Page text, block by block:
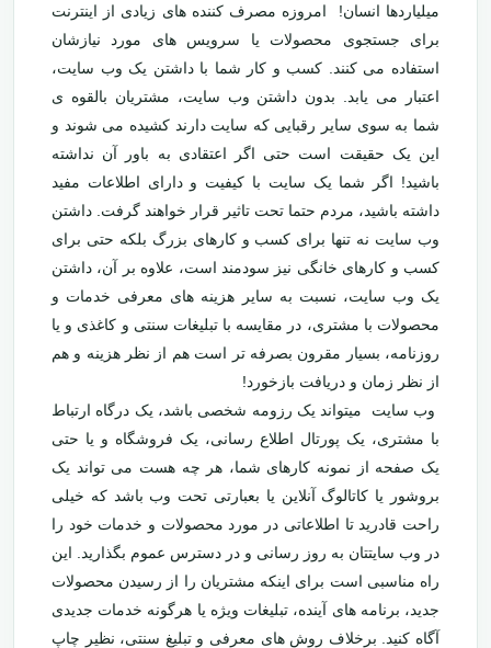
میلیاردها انسان! امروزه مصرف کننده های زیادی از اینترنت
برای جستجوی محصولات یا سرویس های مورد نیازشان
استفاده می کنند. کسب و کار شما با داشتن یک وب سایت،
اعتبار می یابد. بدون داشتن وب سایت، مشتریان بالقوه ی
شما به سوی سایر رقبایی که سایت دارند کشیده می شوند و
این یک حقیقت است حتی اگر اعتقادی به باور آن نداشته
باشید! اگر شما یک سایت با کیفیت و دارای اطلاعات مفید
داشته باشید، مردم حتما تحت تاثیر قرار خواهند گرفت. داشتن
وب سایت نه تنها برای کسب و کارهای بزرگ بلکه حتی برای
کسب و کارهای خانگی نیز سودمند است، علاوه بر آن، داشتن
یک وب سایت، نسبت به سایر هزینه های معرفی خدمات و
محصولات با مشتری، در مقایسه با تبلیغات سنتی و کاغذی و یا
روزنامه، بسیار مقرون بصرفه تر است هم از نظر هزینه و هم
از نظر زمان و دریافت بازخورد!
وب سایت میتواند یک رزومه شخصی باشد، یک درگاه ارتباط
با مشتری، یک پورتال اطلاع رسانی، یک فروشگاه و یا حتی
یک صفحه از نمونه کارهای شما، هر چه هست می تواند یک
بروشور یا کاتالوگ آنلاین یا بعبارتی تحت وب باشد که خیلی
راحت قادرید تا اطلاعاتی در مورد محصولات و خدمات خود را
در وب سایتتان به روز رسانی و در دسترس عموم بگذارید. این
راه مناسبی است برای اینکه مشتریان را از رسیدن محصولات
جدید، برنامه های آینده، تبلیغات ویژه یا هرگونه خدمات جدیدی
آگاه کنید. برخلاف روش های معرفی و تبلیغ سنتی، نظیر چاپ